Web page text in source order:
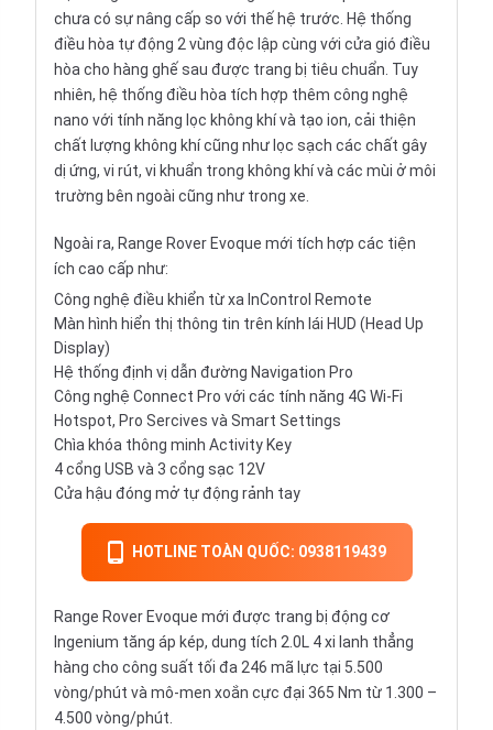
chưa có sự nâng cấp so với thế hệ trước. Hệ thống
điều hòa tự động 2 vùng độc lập cùng với cửa gió điều
hòa cho hàng ghế sau được trang bị tiêu chuẩn. Tuy
nhiên, hệ thống điều hòa tích hợp thêm công nghệ
nano với tính năng lọc không khí và tạo ion, cải thiện
chất lượng không khí cũng như lọc sạch các chất gây
dị ứng, vi rút, vi khuẩn trong không khí và các mùi ở môi
trường bên ngoài cũng như trong xe.
Ngoài ra, Range Rover Evoque mới tích hợp các tiện
ích cao cấp như:
Công nghệ điều khiển từ xa InControl Remote
Màn hình hiển thị thông tin trên kính lái HUD (Head Up
Display)
Hệ thống định vị dẫn đường Navigation Pro
Công nghệ Connect Pro với các tính năng 4G Wi-Fi
Hotspot, Pro Sercives và Smart Settings
Chìa khóa thông minh Activity Key
4 cổng USB và 3 cổng sạc 12V
Cửa hậu đóng mở tự động rảnh tay
HOTLINE TOÀN QUỐC: 0938119439
Range Rover Evoque mới được trang bị động cơ
Ingenium tăng áp kép, dung tích 2.0L 4 xi lanh thẳng
hàng cho công suất tối đa 246 mã lực tại 5.500
vòng/phút và mô-men xoắn cực đại 365 Nm từ 1.300 –
4.500 vòng/phút.